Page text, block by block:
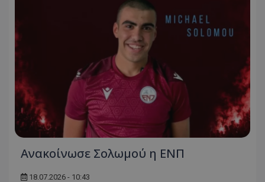
Ανακοίνωσε Σολωμού η ΕΝΠ
18.07.2026 - 10:43